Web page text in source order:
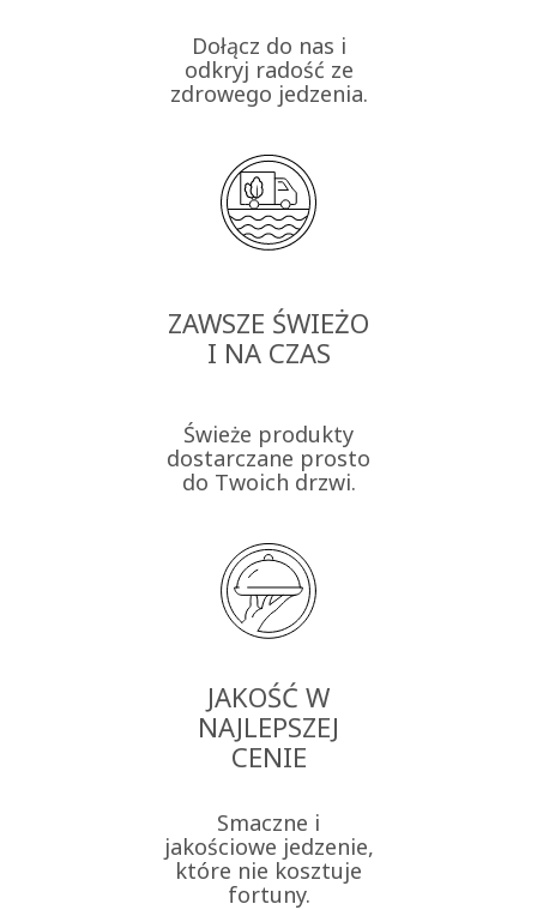
Dołącz do nas i
odkryj radość ze
zdrowego jedzenia.
ZAWSZE ŚWIEŻO
I NA CZAS
Świeże produkty
dostarczane prosto
do Twoich drzwi.
JAKOŚĆ W
NAJLEPSZEJ
CENIE
Smaczne i
jakościowe jedzenie,
które nie kosztuje
fortuny.